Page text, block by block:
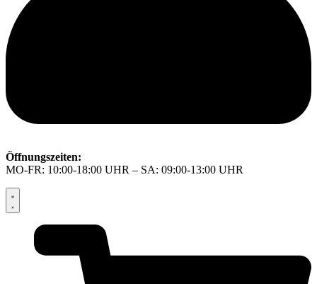
Öffnungszeiten:
MO-FR: 10:00-18:00 UHR – SA: 09:00-13:00 UHR